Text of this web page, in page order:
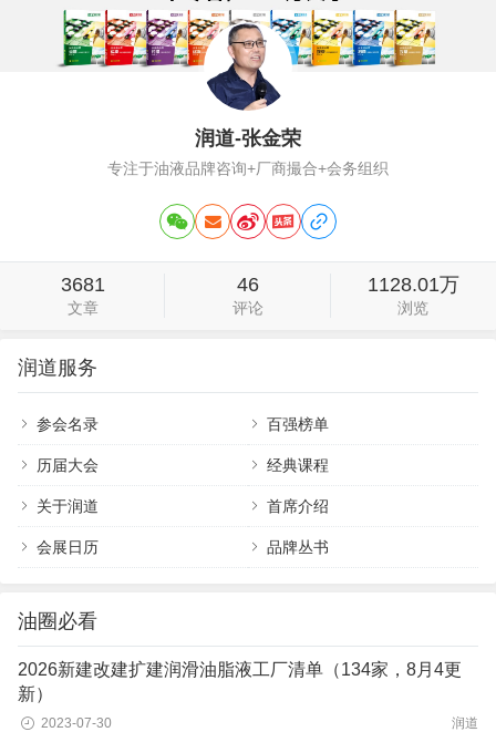
销，甚至是多级直销，店面营销，很多很
多种…
润道-张金荣
专注于油液品牌咨询+厂商撮合+会务组织
3681
文章
46
评论
1128.01万
浏览
润道服务
参会名录 百强榜单
历届大会 经典课程
关于润道 首席介绍
会展日历 品牌丛书
油圈必看
2026新建改建扩建润滑油脂液工厂清单（134家，8月4更
新）
2023-07-30 润道